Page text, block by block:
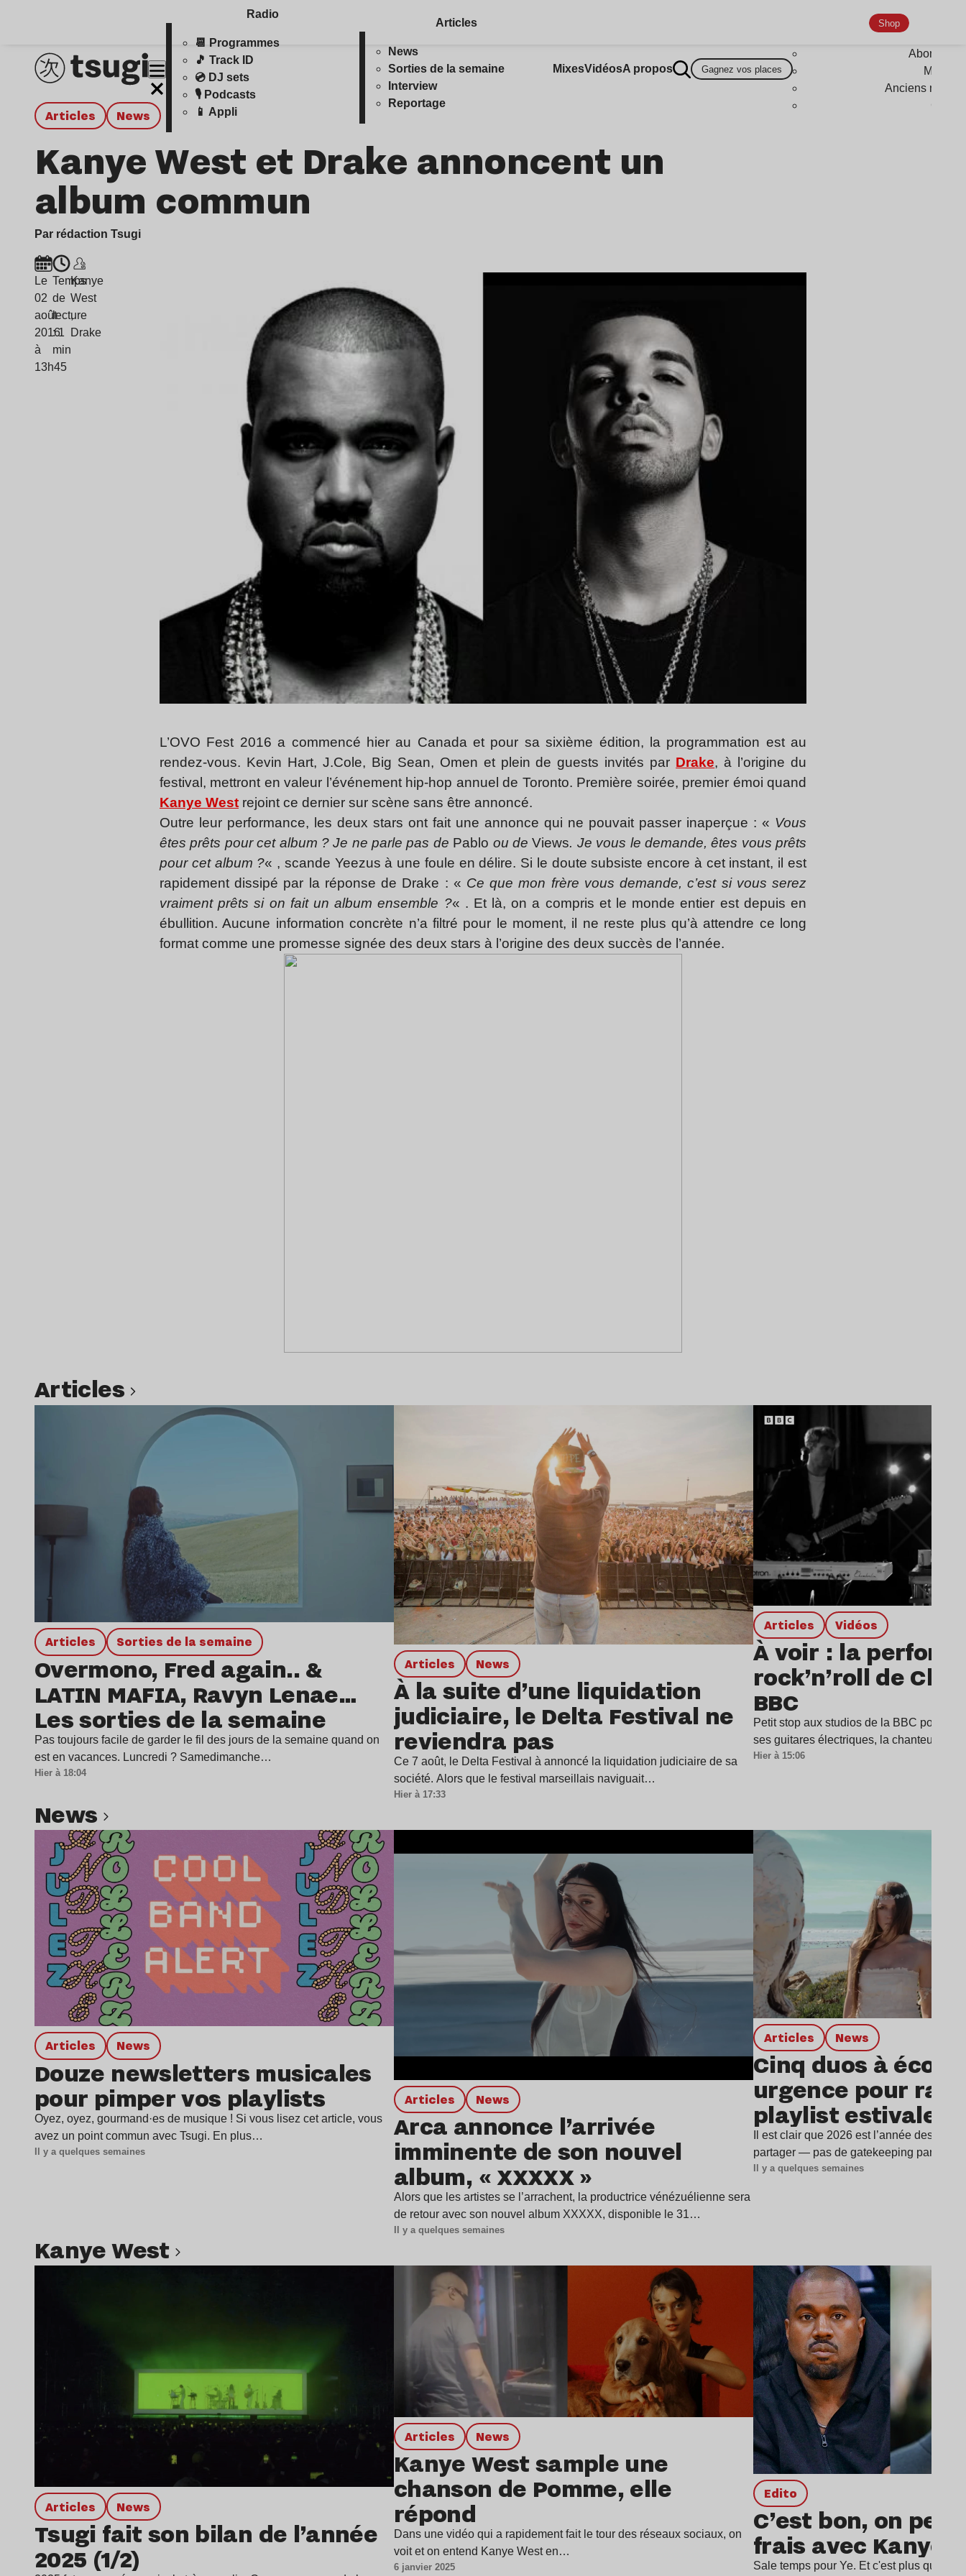
Radio
📆 Programmes
🎵 Track ID
💿 DJ sets
🎙️ Podcasts
📱 Appli
Articles
News
Sorties de la semaine
Interview
Reportage
MixesVidéosA propos Gagnez vos places
Shop
Anciens
Articles news
Kanye West et Drake annoncent un
album commun
Par rédaction Tsugi
Le
02
août
2016
à
13h45
Temps
de
lecture
: 1
min
Kanye
West
,
Drake
L’OVO Fest 2016 a commencé hier au Canada et pour sa sixième édition, la programmation est au
rendez-vous. Kevin Hart, J.Cole, Big Sean, Omen et plein de guests invités par Drake, à l’origine du
festival, mettront en valeur l’événement hip-hop annuel de Toronto. Première soirée, premier émoi quand
Kanye West rejoint ce dernier sur scène sans être annoncé.
Outre leur performance, les deux stars ont fait une annonce qui ne pouvait passer inaperçue : « Vous
êtes prêts pour cet album ? Je ne parle pas de Pablo ou deViews. Je vous le demande, êtes vous prêts
pour cet album ?« , scande Yeezus à une foule en délire. Si le doute subsiste encore à cet instant, il est
rapidement dissipé par la réponse de Drake : « Ce que mon frère vous demande, c’est si vous serez
vraiment prêts si on fait un album ensemble ?« . Et là, on a compris et le monde entier est depuis en
ébullition. Aucune information concrète n’a filtré pour le moment, il ne reste plus qu’à attendre ce long
format comme une promesse signée des deux stars à l’origine des deux succès de l’année.
Articles
Articles Sorties de la semaine
Overmono, Fred again.. &
LATIN MAFIA, Ravyn Lenae…
Les sorties de la semaine
Pas toujours facile de garder le fil des jours de la semaine quand on
est en vacances. Luncredi ? Samedimanche…
Hier à 18:04
Articles news
À la suite d’une liquidation
judiciaire, le Delta Festival ne
reviendra pas
Ce 7 août, le Delta Festival à annoncé la liquidation judiciaire de sa
société. Alors que le festival marseillais naviguait…
Hier à 17:33
Articles Vidéos
À voir : la
rock’n’roll de
BBC
Petit stop aux studios de la BBC pour
ses guitares électriques, la chanteuse a
Hier à 15:06
Lire l’article
news
Articles news
Douze newsletters musicales
pour pimper vos playlists
Oyez, oyez, gourmand·es de musique ! Si vous lisez cet article, vous
avez un point commun avec Tsugi. En plus…
Il y a quelques semaines
Articles news
Arca annonce l’arrivée
imminente de son nouvel
album, « XXXXX »
Alors que les artistes se l’arrachent, la productrice vénézuélienne sera
de retour avec son nouvel album XXXXX, disponible le 31…
Il y a quelques semaines
Articles news
Cinq duos à
urgence pour
playlist estivale
Il est clair que 2026 est l’année des
partager — pas de gatekeeping par ici
Il y a quelques semaines
Kanye West
Articles news
Tsugi fait son bilan de l’année
2025 (1/2)
Articles news
Kanye West sample une
chanson de Pomme, elle
répond
Dans une vidéo qui a rapidement fait le tour des réseaux sociaux, on
voit et on entend Kanye West en…
6 janvier 2025
Edito
C’est bon, on
frais avec Kanye
Sale temps pour Ye. Et c'est plus que
Lire l’article